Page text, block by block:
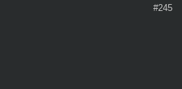
#245